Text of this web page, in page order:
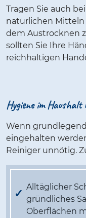
Tragen Sie auch
natürlichen Mitteln
dem Austrocknen
sollten Sie Ihre
reichhaltigen
Hygiene im
Wenn
eingehalten
Reiniger unnötig.
Alltäglicher
gründliches
Oberflächen